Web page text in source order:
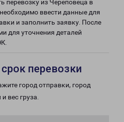
перевозку из Череповеца в
ввести данные для
и заполнить заявку. После
для уточнения деталей
перевозки
город отправки, город
вес груза.